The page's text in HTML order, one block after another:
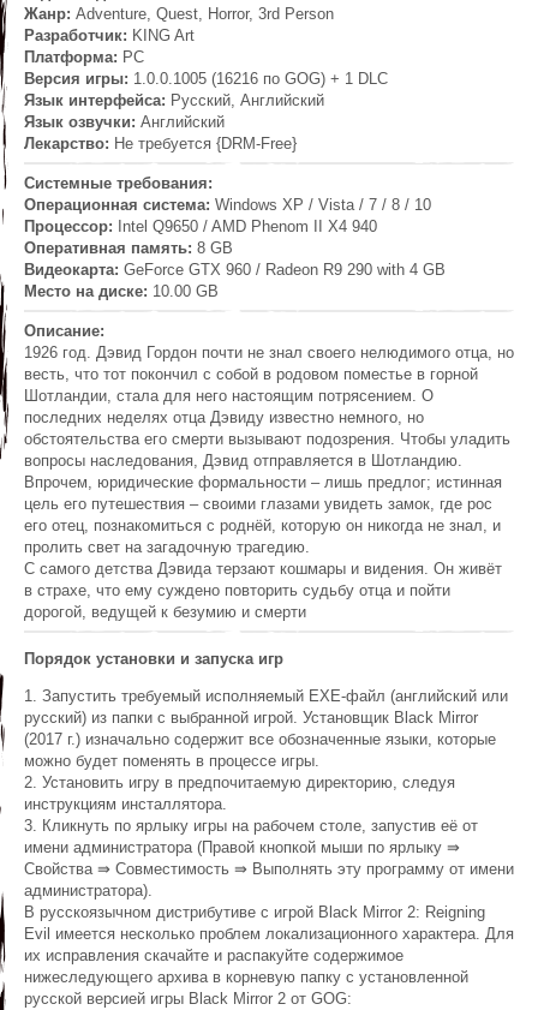
Жанр: Adventure, Quest, Horror, 3rd Person
Разработчик: KING Art
Платформа: PC
Версия игры: 1.0.0.1005 (16216 по GOG) + 1 DLC
Язык интерфейса: Русский, Английский
Язык озвучки: Английский
Лекарство: Не требуется {DRM-Free}
Системные требования:
Операционная система: Windows XP / Vista / 7 / 8 / 10
Процессор: Intel Q9650 / AMD Phenom II X4 940
Оперативная память: 8 GB
Видеокарта: GeForce GTX 960 / Radeon R9 290 with 4 GB
Место на диске: 10.00 GB
Описание:
1926 год. Дэвид Гордон почти не знал своего нелюдимого отца, но
весть, что тот покончил с собой в родовом поместье в горной
Шотландии, стала для него настоящим потрясением. О
последних неделях отца Дэвиду известно немного, но
обстоятельства его смерти вызывают подозрения. Чтобы уладить
вопросы наследования, Дэвид отправляется в Шотландию.
Впрочем, юридические формальности – лишь предлог; истинная
цель его путешествия – своими глазами увидеть замок, где рос
его отец, познакомиться с роднёй, которую он никогда не знал, и
пролить свет на загадочную трагедию.
С самого детства Дэвида терзают кошмары и видения. Он живёт
в страхе, что ему суждено повторить судьбу отца и пойти
дорогой, ведущей к безумию и смерти
Порядок установки и запуска игр
1. Запустить требуемый исполняемый EXE-файл (английский или
русский) из папки с выбранной игрой. Установщик Black Mirror
(2017 г.) изначально содержит все обозначенные языки, которые
можно будет поменять в процессе игры.
2. Установить игру в предпочитаемую директорию, следуя
инструкциям инсталлятора.
3. Кликнуть по ярлыку игры на рабочем столе, запустив её от
имени администратора (Правой кнопкой мыши по ярлыку ⇛
Свойства ⇛ Совместимость ⇛ Выполнять эту программу от имени
администратора).
В русскоязычном дистрибутиве с игрой Black Mirror 2: Reigning
Evil имеется несколько проблем локализационного характера. Для
их исправления скачайте и распакуйте содержимое
нижеследующего архива в корневую папку с установленной
русской версией игры Black Mirror 2 от GOG: